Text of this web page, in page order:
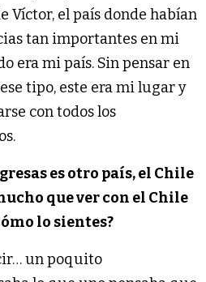
Víctor, el país donde habían
tan importantes en mi
era mi país. Sin pensar en
tipo, este era mi lugar y
con todos los
es otro país, el Chile
que ver con el Chile
lo sientes?
un poquito